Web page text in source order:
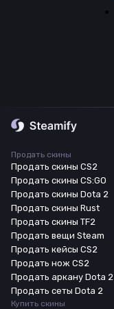
Продать скины
Продать скины CS2
Продать скины CS:GO
Продать скины Dota 2
Продать скины Rust
Продать скины TF2
Продать вещи Steam
Продать кейсы CS2
Продать нож CS2
Продать аркану Dota 2
Продать сеты Dota 2
Купить скины